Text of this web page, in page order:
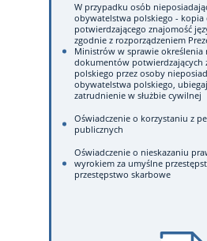
W przypadku osób
obywatelstwa polskiego -
potwierdzającego znajomość
zgodnie z rozporządzeniem
Ministrów w sprawie określenia
dokumentów potwierdzających
polskiego przez osoby
obywatelstwa polskiego,
zatrudnienie w służbie cywilnej
Oświadczenie o korzystaniu z
publicznych
Oświadczenie o nieskazaniu
wyrokiem za umyślne
przestępstwo skarbowe